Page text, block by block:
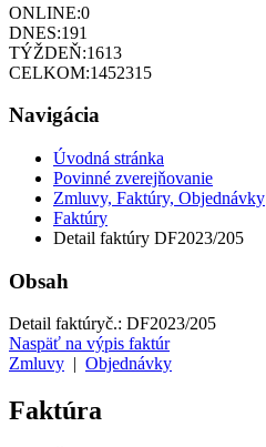
ONLINE:0
DNES:191
TÝŽDEŇ:1613
CELKOM:1452315
Navigácia
Úvodná stránka
Povinné zverejňovanie
Zmluvy, Faktúry, Objednávky
Faktúry
Detail faktúry DF2023/205
Obsah
Detail faktúryč.: DF2023/205
Naspäť na výpis faktúr
Zmluvy
Objednávky
Faktúra